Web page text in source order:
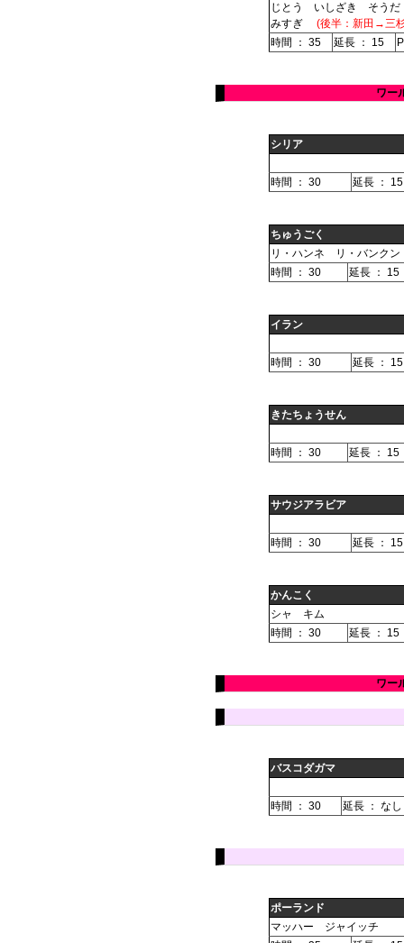
じとう いしざき そう
みすぎ
(後半：新田→三
時間 ： 35
延長 ： 15
ワー
シリア
時間 ： 30 延長 ： 15
ちゅうごく
リ・ハンネ リ・バンクン
時間 ： 30
延長 ： 15
イラン
時間 ： 30 延長 ： 15
きたちょうせん
時間 ： 30 延長 ： 15
サウジアラビア
時間 ： 30 延長 ： 15
かんこく
シャ キム
時間 ： 30
延長 ： 15
ワー
バスコダガマ
時間 ： 30 延長 ： なし
ポーランド
マッハー ジャイッチ